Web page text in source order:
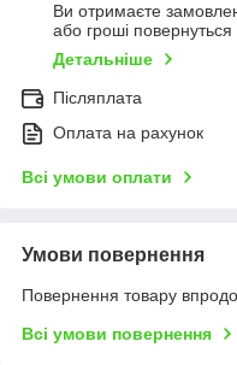
Ви отримаєте
або гроші
Детальніше
Післяплата
Оплата на рахунок
Всі умови оплати
Умови повернення
Повернення товару
Всі умови повернення